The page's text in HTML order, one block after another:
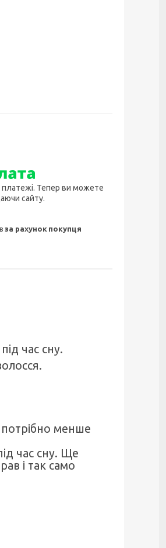
платежі. Тепер ви можете
сайту.
за рахунок покупця
час сну.
потрібно менше
час сну. Ще
і так само